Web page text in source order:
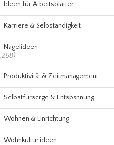
Ideen für Arbeitsblätter
Karriere & Selbständigkeit
Nagelideen
Produktivität & Zeitmanagement
Selbstfürsorge & Entspannung
Wohnen & Einrichtung
Wohnkultur ideen